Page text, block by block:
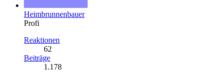
Heimbrunnenbauer
Profi
Reaktionen
62
Beiträge
1.178